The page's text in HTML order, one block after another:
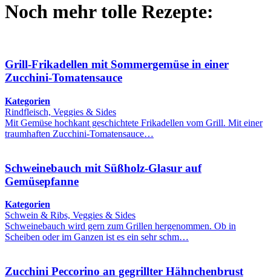
Noch mehr tolle Rezepte:
Grill-Frikadellen mit Sommergemüse in einer
Zucchini-Tomatensauce
Kategorien
Rindfleisch, Veggies & Sides
Mit Gemüse hochkant geschichtete Frikadellen vom Grill. Mit einer
traumhaften Zucchini-Tomatensauce…
Schweinebauch mit Süßholz-Glasur auf
Gemüsepfanne
Kategorien
Schwein & Ribs, Veggies & Sides
Schweinebauch wird gern zum Grillen hergenommen. Ob in
Scheiben oder im Ganzen ist es ein sehr schm…
Zucchini Peccorino an gegrillter Hähnchenbrust